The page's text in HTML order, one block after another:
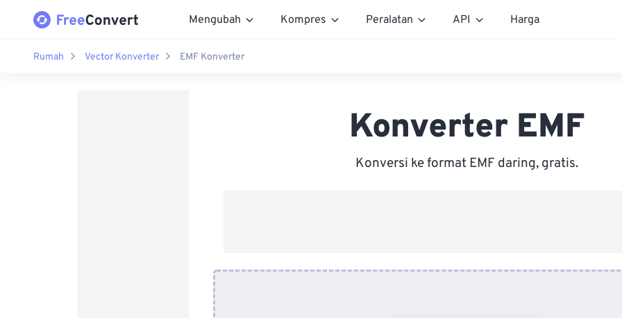
Mengubah Kompres Peralatan API Harga
Rumah Vector Konverter EMF Konverter
Konverter EMF
Konversi ke format EMF daring, gratis.